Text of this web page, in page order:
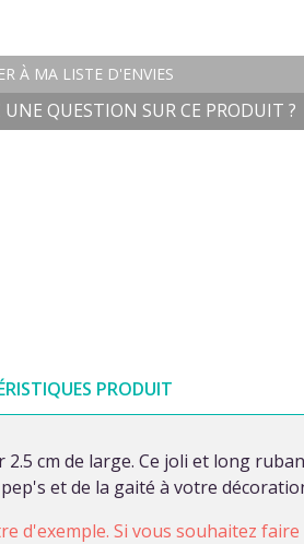
À MA LISTE D'ENVIES
UNE QUESTION SUR CE PRODUIT ?
PRODUIT
cm de large. Ce joli et long
et de la gaité à votre
d'exemple. Si vous souhaitez